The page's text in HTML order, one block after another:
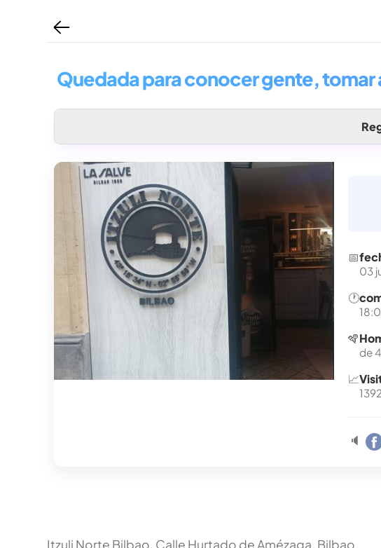
Quedada para conocer gente, tomar
📅
03
🕐
🪇
de
📈
1392
🔈
Itzuli Norte Bilbao, Calle Hurtado de Amézaga, Bilbao